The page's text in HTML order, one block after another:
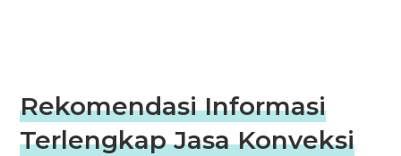
Rekomendasi Informasi
Terlengkap Jasa Konveksi